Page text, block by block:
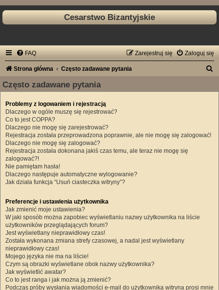
Cesarstwo Bizantyjskie
FAQ Zaloguj się
Zarejestruj się
Strona główna Często zadawane pytania
u
Często zadawane pytania
Problemy z logowaniem i rejestracją
Dlaczego w ogóle muszę się rejestrować?
Co to jest COPPA?
Dlaczego nie mogę się zarejestrować?
Rejestracja została przeprowadzona poprawnie, ale nie mogę się zalogować!
Dlaczego nie mogę się zalogować?
Rejestracja została dokonana jakiś czas temu, ale teraz nie mogę się
zalogować?!
Nie pamiętam hasła!
Dlaczego następuje automatyczne wylogowanie?
Jak działa funkcja “Usuń ciasteczka witryny”?
Preferencje i ustawienia użytkownika
Jak zmienić moje ustawienia?
W jaki sposób można zapobiec wyświetlaniu nazwy użytkownika na liście
użytkowników przeglądających forum?
Jest wyświetlany nieprawidłowy czas!
Została wykonana zmiana strefy czasowej, a nadal jest wyświetlany
nieprawidłowy czas!
Mojego języka nie ma na liście!
Czym są obrazki wyświetlane obok nazwy użytkownika?
Jak wyświetlić awatar?
Co to jest ranga i jak można ją zmienić?
Podczas próby wysłania wiadomości e-mail do użytkownika witryna prosi mnie